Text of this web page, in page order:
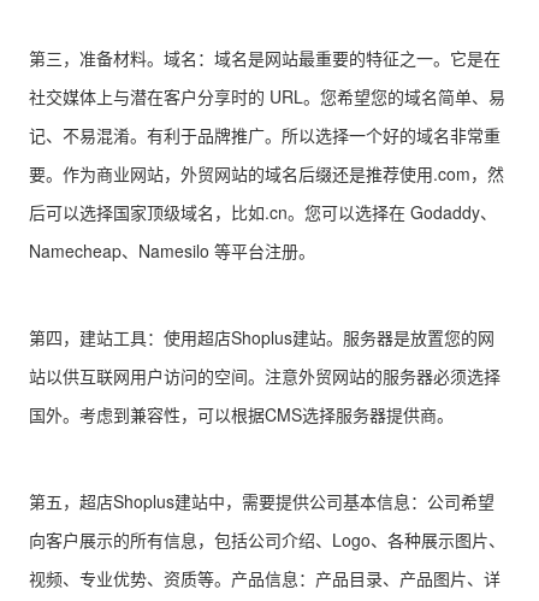
第三，准备材料。域名：域名是网站最重要的特征之一。它是在
社交媒体上与潜在客户分享时的 URL。您希望您的域名简单、易
记、不易混淆。有利于品牌推广。所以选择一个好的域名非常重
要。作为商业网站，外贸网站的域名后缀还是推荐使用.com，然
后可以选择国家顶级域名，比如.cn。您可以选择在 Godaddy、
Namecheap、Namesilo 等平台注册。
第四，建站工具：使用超店Shoplus建站。服务器是放置您的网
站以供互联网用户访问的空间。注意外贸网站的服务器必须选择
国外。考虑到兼容性，可以根据CMS选择服务器提供商。
第五，超店Shoplus建站中，需要提供公司基本信息：公司希望
向客户展示的所有信息，包括公司介绍、Logo、各种展示图片、
视频、专业优势、资质等。产品信息：产品目录、产品图片、详